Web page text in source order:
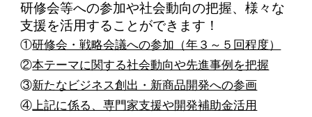
研修会等への参加や社会動向の把握、様々な
支援を活用することができます！
①研修会・戦略会議への参加（年３～５回程度）
②本テーマに関する社会動向や先進事例を把握
③新たなビジネス創出・新商品開発への参画
④ 上記に係る、専門家支援や開発補助金活用